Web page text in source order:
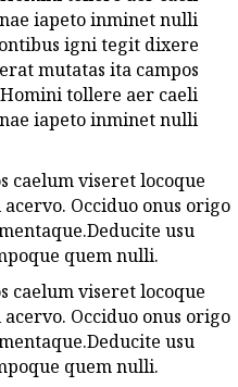
iapeto inminet nulli
igni tegit dixere
mutatas ita campos
tollere aer caeli
iapeto inminet nulli
caelum viseret locoque
Occiduo onus origo
usu
quem nulli.
caelum viseret locoque
Occiduo onus origo
usu
quem nulli.